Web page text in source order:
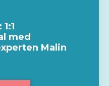
med
Malin